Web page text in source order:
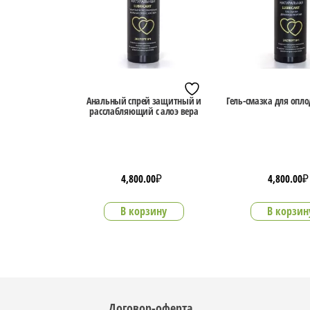
Анальный спрей защитный и
расслабляющий с алоэ вера
4,800.00₽
В корзину
Гель-смазка для
4,800.00₽
В